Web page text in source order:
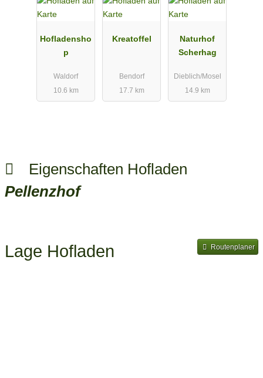
Hofladensho
p
Waldorf
10.6 km
Kreatoffel
Bendorf
17.7 km
Naturhof
Scherhag
Dieblich/Mosel
14.9 km
Eigenschaften Hofladen
Pellenzhof
Lage Hofladen Routenplaner